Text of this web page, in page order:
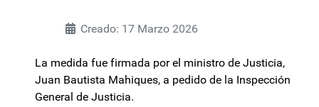
Creado: 17 Marzo 2026
La medida fue firmada por el ministro de Justicia,
Juan Bautista Mahiques, a pedido de la Inspección
General de Justicia.